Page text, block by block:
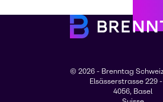
© 2026 - Brenntag
Elsässerstrasse 229
4056, Basel